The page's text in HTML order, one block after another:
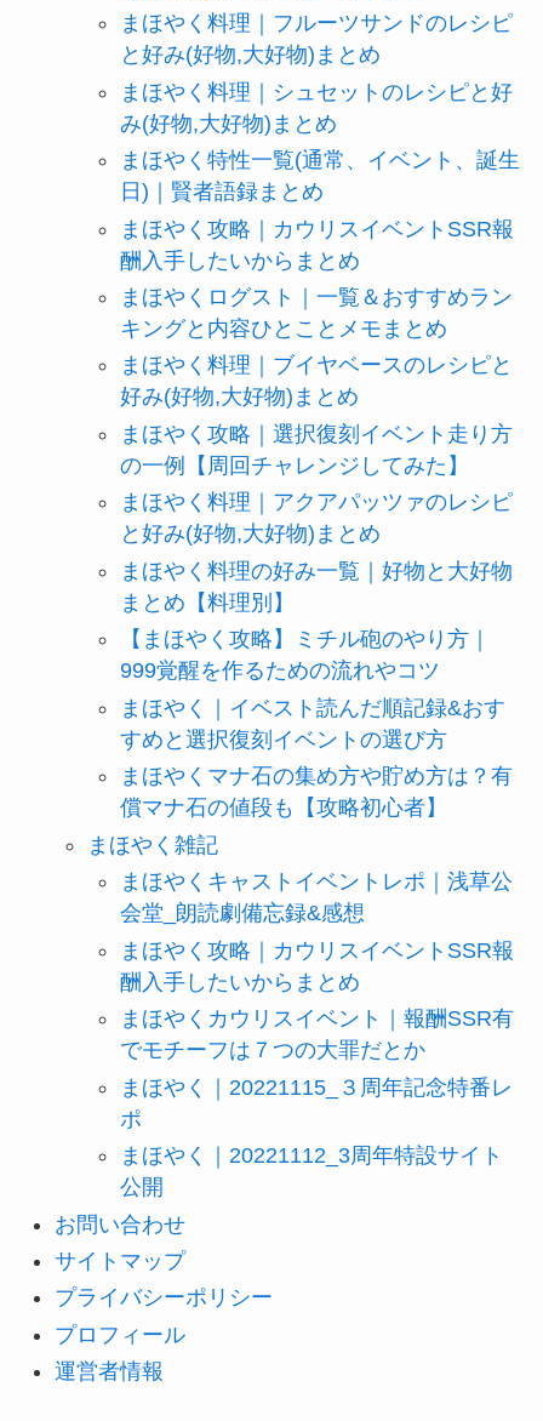
まほやく料理｜フルーツサンドのレシピ
と好み(好物,大好物)まとめ
まほやく料理｜シュセットのレシピと好
み(好物,大好物)まとめ
まほやく特性一覧(通常、イベント、誕生
日)｜賢者語録まとめ
まほやく攻略｜カウリスイベントSSR報
酬入手したいからまとめ
まほやくログスト｜一覧＆おすすめラン
キングと内容ひとことメモまとめ
まほやく料理｜ブイヤベースのレシピと
好み(好物,大好物)まとめ
まほやく攻略｜選択復刻イベント走り方
の一例【周回チャレンジしてみた】
まほやく料理｜アクアパッツァのレシピ
と好み(好物,大好物)まとめ
まほやく料理の好み一覧｜好物と大好物
まとめ【料理別】
【まほやく攻略】ミチル砲のやり方｜
999覚醒を作るための流れやコツ
まほやく｜イベスト読んだ順記録&おす
すめと選択復刻イベントの選び方
まほやくマナ石の集め方や貯め方は？有
償マナ石の値段も【攻略初心者】
まほやく雑記
まほやくキャストイベントレポ｜浅草公
会堂_朗読劇備忘録&感想
まほやく攻略｜カウリスイベントSSR報
酬入手したいからまとめ
まほやくカウリスイベント｜報酬SSR有
でモチーフは７つの大罪だとか
まほやく｜20221115_３周年記念特番レ
ポ
まほやく｜20221112_3周年特設サイト
公開
お問い合わせ
サイトマップ
プライバシーポリシー
プロフィール
運営者情報